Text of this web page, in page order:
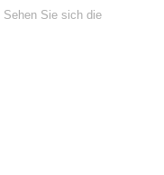
Sehen Sie sich die